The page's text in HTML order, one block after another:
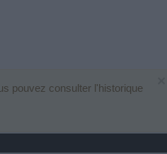
pouvez consulter l'historique